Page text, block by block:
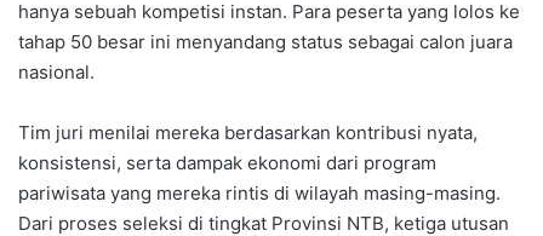
hanya sebuah kompetisi instan. Para peserta yang lolos ke
tahap 50 besar ini menyandang status sebagai calon juara
nasional.
Tim juri menilai mereka berdasarkan kontribusi nyata,
konsistensi, serta dampak ekonomi dari program
pariwisata yang mereka rintis di wilayah masing-masing.
Dari proses seleksi di tingkat Provinsi NTB, ketiga utusan